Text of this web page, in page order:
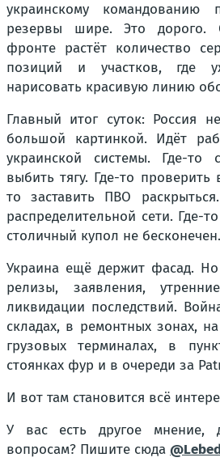
украинскому командованию
резервы шире. Это дорого.
фронте растёт количество
позиций и участков, где
нарисовать красивую линию
Главный итог суток: Россия
большой картинкой. Идёт
украинской системы. Где-то
выбить тягу. Где-то проверить
то заставить ПВО
распределительной сети. Где-
столичный купол не бесконечен.
Украина ещё держит фасад.
релизы, заявления,
ликвидации последствий.
складах, в ремонтных зонах,
грузовых терминалах, в
стоянках фур и в очереди за
И вот там становится всё
У вас есть другое мнение,
вопросам? Пишите сюда